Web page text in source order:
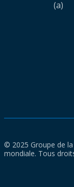
(a)
© 2025 Groupe de
mondiale. Tous